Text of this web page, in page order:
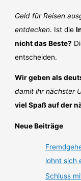
Geld für Reisen
entdecken. Ist die
nicht das Beste?
entscheiden.
Wir geben als
damit ihr nächster
viel Spaß auf der
Neue Beiträge
lohnt sich
Schluss